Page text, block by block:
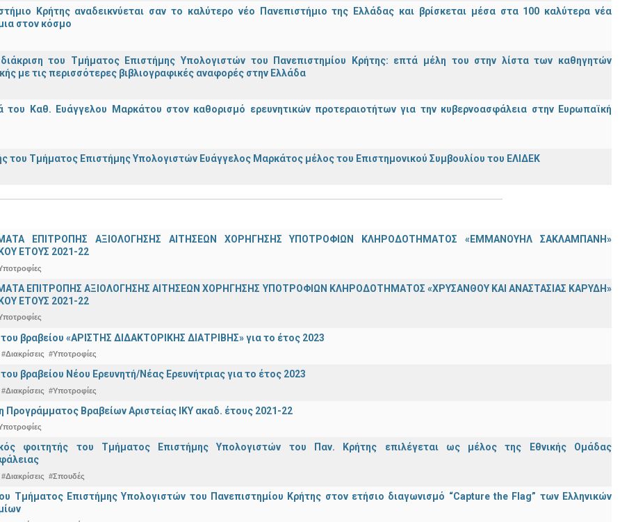
Κρήτης αναδεικνύεται σαν το καλύτερο νέο Πανεπιστήμιο της Ελλάδας και βρίσκεται μέσα στα 100 καλύτερα νέα
στον κόσμο
διάκριση του Τμήματος Επιστήμης Υπολογιστών του Πανεπιστημίου Κρήτης: επτά μέλη του στην λίστα των καθηγητών
με τις περισσότερες βιβλιογραφικές αναφορές στην Ελλάδα
του Καθ. Ευάγγελου Μαρκάτου στον καθορισμό ερευνητικών προτεραιοτήτων για την κυβερνοασφάλεια στην Ευρωπαϊκή
του Τμήματος Επιστήμης Υπολογιστών Ευάγγελος Μαρκάτος μέλος του Επιστημονικού Συμβουλίου του ΕΛΙΔΕΚ
ΕΠΙΤΡΟΠΗΣ ΑΞΙΟΛΟΓΗΣΗΣ ΑΙΤΗΣΕΩΝ ΧΟΡΗΓΗΣΗΣ ΥΠΟΤΡΟΦΙΩΝ ΚΛΗΡΟΔΟΤΗΜΑΤΟΣ «ΕΜΜΑΝΟΥΗΛ ΣΑΚΛΑΜΠΑΝΗ»
ΕΤΟΥΣ 2021-22
ΕΠΙΤΡΟΠΗΣ ΑΞΙΟΛΟΓΗΣΗΣ ΑΙΤΗΣΕΩΝ ΧΟΡΗΓΗΣΗΣ ΥΠΟΤΡΟΦΙΩΝ ΚΛΗΡΟΔΟΤΗΜΑΤΟΣ «ΧΡΥΣΑΝΘΟΥ ΚΑΙ ΑΝΑΣΤΑΣΙΑΣ ΚΑΡΥΔΗ»
ΕΤΟΥΣ 2021-22
βραβείου «ΑΡΙΣΤΗΣ ΔΙΔΑΚΤΟΡΙΚΗΣ ΔΙΑΤΡΙΒΗΣ» για το έτος 2023
#Διακρίσεις #Υποτροφίες
βραβείου Νέου Ερευνητή/Νέας Ερευνήτριας για το έτος 2023
#Διακρίσεις #Υποτροφίες
Προγράμματος Βραβείων Αριστείας ΙΚΥ ακαδ. έτους 2021-22
φοιτητής του Τμήματος Επιστήμης Υπολογιστών του Παν. Κρήτης επιλέγεται ως μέλος της Εθνικής Ομάδας
#Διακρίσεις #Σπουδές
Τμήματος Επιστήμης Υπολογιστών του Πανεπιστημίου Κρήτης στον ετήσιο διαγωνισμό “Capture the Flag” των Ελληνικών